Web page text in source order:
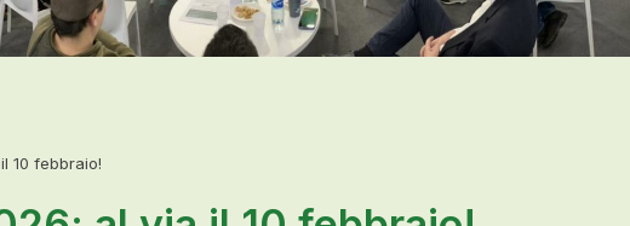
10 febbraio!